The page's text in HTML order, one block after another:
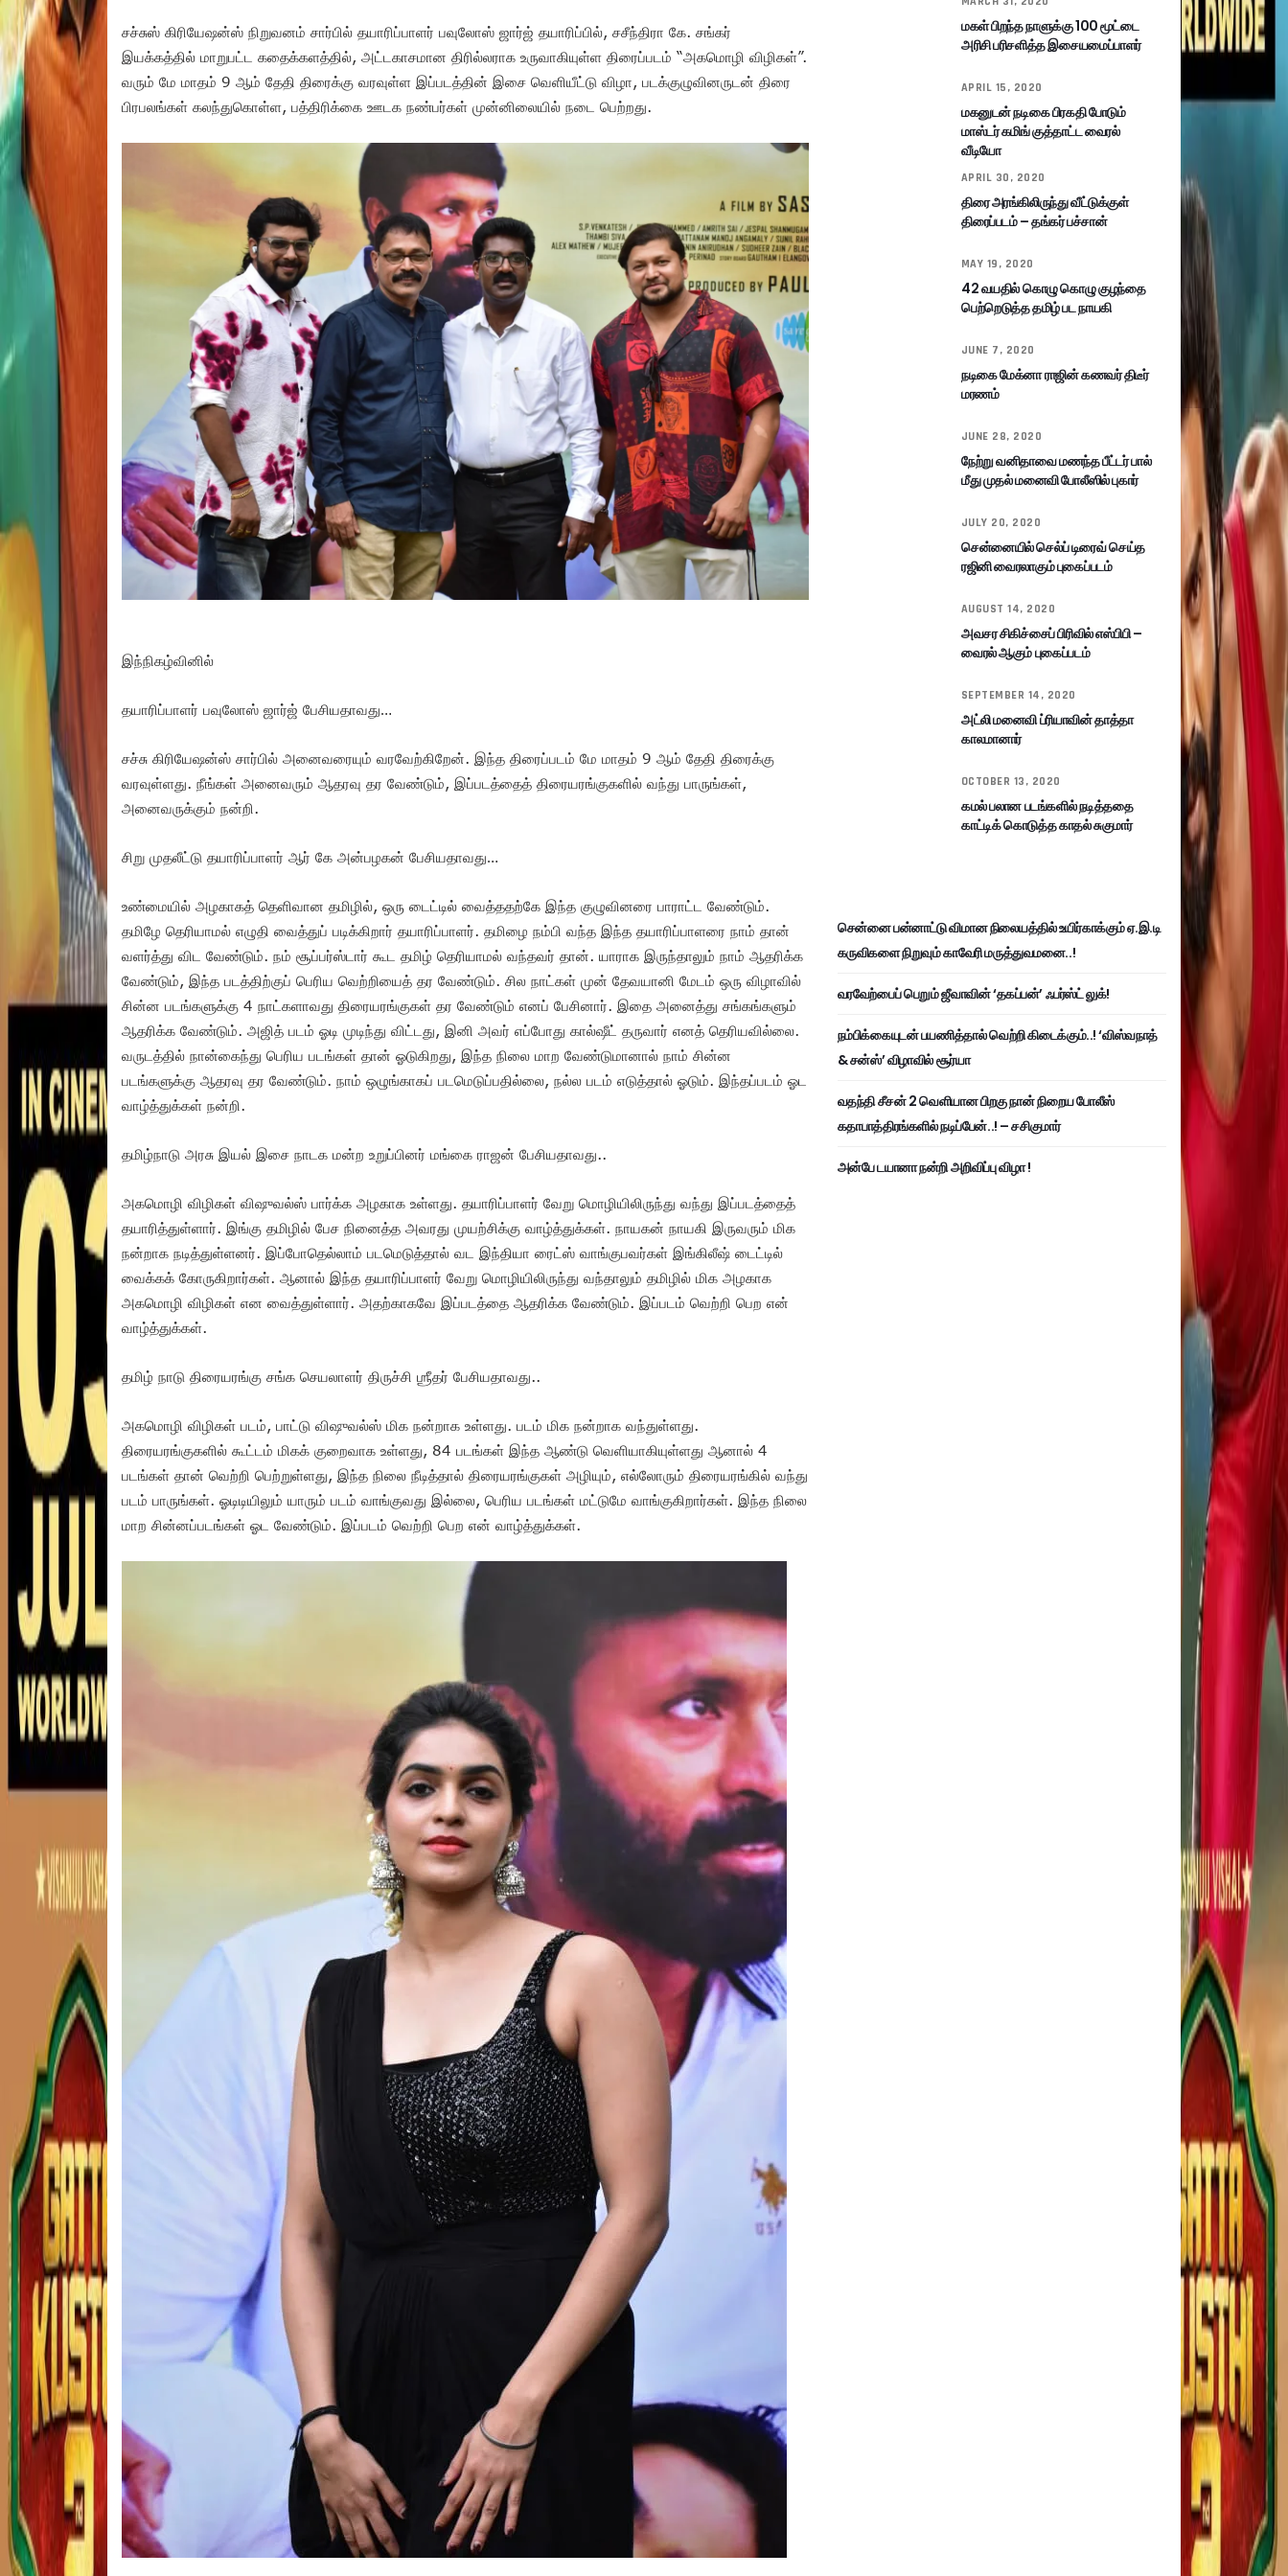
சச்சுஸ் கிரியேஷன்ஸ் நிறுவனம் சார்பில் தயாரிப்பாளர் பவுலோஸ் ஜார்ஜ் தயாரிப்பில், சசீந்திரா கே. சங்கர்
இயக்கத்தில் மாறுபட்ட கதைக்களத்தில், அட்டகாசமான திரில்லராக உருவாகியுள்ள திரைப்படம் “அகமொழி விழிகள்”.
வரும் மே மாதம் 9 ஆம் தேதி திரைக்கு வரவுள்ள இப்படத்தின் இசை வெளியீட்டு விழா, படக்குழுவினருடன் திரை
பிரபலங்கள் கலந்துகொள்ள, பத்திரிக்கை ஊடக நண்பர்கள் முன்னிலையில் நடை பெற்றது.
இந்நிகழ்வினில்
தயாரிப்பாளர் பவுலோஸ் ஜார்ஜ் பேசியதாவது…
சச்சு கிரியேஷன்ஸ் சார்பில் அனைவரையும் வரவேற்கிறேன். இந்த திரைப்படம் மே மாதம் 9 ஆம் தேதி திரைக்கு
வரவுள்ளது. நீங்கள் அனைவரும் ஆதரவு தர வேண்டும், இப்படத்தைத் திரையரங்குகளில் வந்து பாருங்கள்,
அனைவருக்கும் நன்றி.
சிறு முதலீட்டு தயாரிப்பாளர் ஆர் கே அன்பழகன் பேசியதாவது…
உண்மையில் அழகாகத் தெளிவான தமிழில், ஒரு டைட்டில் வைத்ததற்கே இந்த குழுவினரை பாராட்ட வேண்டும்.
தமிழே தெரியாமல் எழுதி வைத்துப் படிக்கிறார் தயாரிப்பாளர். தமிழை நம்பி வந்த இந்த தயாரிப்பாளரை நாம் தான்
வளர்த்து விட வேண்டும். நம் சூப்பர்ஸ்டார் கூட தமிழ் தெரியாமல் வந்தவர் தான். யாராக இருந்தாலும் நாம் ஆதரிக்க
வேண்டும், இந்த படத்திற்குப் பெரிய வெற்றியைத் தர வேண்டும். சில நாட்கள் முன் தேவயானி மேடம் ஒரு விழாவில்
சின்ன படங்களுக்கு 4 நாட்களாவது திரையரங்குகள் தர வேண்டும் எனப் பேசினார். இதை அனைத்து சங்கங்களும்
ஆதரிக்க வேண்டும். அஜித் படம் ஓடி முடிந்து விட்டது, இனி அவர் எப்போது கால்ஷீட் தருவார் எனத் தெரியவில்லை.
வருடத்தில் நான்கைந்து பெரிய படங்கள் தான் ஓடுகிறது, இந்த நிலை மாற வேண்டுமானால் நாம் சின்ன
படங்களுக்கு ஆதரவு தர வேண்டும். நாம் ஒழுங்காகப் படமெடுப்பதில்லை, நல்ல படம் எடுத்தால் ஓடும். இந்தப்படம் ஓட
வாழ்த்துக்கள் நன்றி.
தமிழ்நாடு அரசு இயல் இசை நாடக மன்ற உறுப்பினர் மங்கை ராஜன் பேசியதாவது..
அகமொழி விழிகள் விஷுவல்ஸ் பார்க்க அழகாக உள்ளது. தயாரிப்பாளர் வேறு மொழியிலிருந்து வந்து இப்படத்தைத்
தயாரித்துள்ளார். இங்கு தமிழில் பேச நினைத்த அவரது முயற்சிக்கு வாழ்த்துக்கள். நாயகன் நாயகி இருவரும் மிக
நன்றாக நடித்துள்ளனர். இப்போதெல்லாம் படமெடுத்தால் வட இந்தியா ரைட்ஸ் வாங்குபவர்கள் இங்கிலீஷ் டைட்டில்
வைக்கக் கோருகிறார்கள். ஆனால் இந்த தயாரிப்பாளர் வேறு மொழியிலிருந்து வந்தாலும் தமிழில் மிக அழகாக
அகமொழி விழிகள் என வைத்துள்ளார். அதற்காகவே இப்படத்தை ஆதரிக்க வேண்டும். இப்படம் வெற்றி பெற என்
வாழ்த்துக்கள்.
தமிழ் நாடு திரையரங்கு சங்க செயலாளர் திருச்சி ஶ்ரீதர் பேசியதாவது..
அகமொழி விழிகள் படம், பாட்டு விஷுவல்ஸ் மிக நன்றாக உள்ளது. படம் மிக நன்றாக வந்துள்ளது.
திரையரங்குகளில் கூட்டம் மிகக் குறைவாக உள்ளது, 84 படங்கள் இந்த ஆண்டு வெளியாகியுள்ளது ஆனால் 4
படங்கள் தான் வெற்றி பெற்றுள்ளது, இந்த நிலை நீடித்தால் திரையரங்குகள் அழியும், எல்லோரும் திரையரங்கில் வந்து
படம் பாருங்கள். ஓடிடியிலும் யாரும் படம் வாங்குவது இல்லை, பெரிய படங்கள் மட்டுமே வாங்குகிறார்கள். இந்த நிலை
மாற சின்னப்படங்கள் ஓட வேண்டும். இப்படம் வெற்றி பெற என் வாழ்த்துக்கள்.
மகள் பிறந்த நாளுக்கு 100 மூட்டை
அரிசி பரிசளித்த இசையமைப்பாளர்
APRIL 15, 2020
மகனுடன் நடிகை பிரகதி போடும்
மாஸ்டர் கமிங் குத்தாட்ட வைரல்
வீடியோ
APRIL 30, 2020
திரை அரங்கிலிருந்து வீட்டுக்குள்
திரைப்படம் – தங்கர் பச்சான்
MAY 19, 2020
42 வயதில் கொழு கொழு குழந்தை
பெற்றெடுத்த தமிழ் பட நாயகி
JUNE 7, 2020
நடிகை மேக்னா ராஜின் கணவர் திடீர்
மரணம்
JUNE 28, 2020
நேற்று வனிதாவை மணந்த பீட்டர் பால்
மீது முதல் மனைவி போலீஸில் புகார்
JULY 20, 2020
சென்னையில் செல்ப் டிரைவ் செய்த
ரஜினி வைரலாகும் புகைப்படம்
AUGUST 14, 2020
அவசர சிகிச்சைப் பிரிவில் எஸ்பிபி –
வைரல் ஆகும் புகைப்படம்
SEPTEMBER 14, 2020
அட்லி மனைவி ப்ரியாவின் தாத்தா
காலமானார்
OCTOBER 13, 2020
கமல் பலான படங்களில் நடித்ததை
காட்டிக் கொடுத்த காதல் சுகுமார்
சென்னை பன்னாட்டு விமான நிலையத்தில் உயிர்காக்கும் ஏ.இ.டி
கருவிகளை நிறுவும் காவேரி மருத்துவமனை..!
வரவேற்பைப் பெறும் ஜீவாவின் ‘தகப்பன்’ ஃபர்ஸ்ட் லுக்!
நம்பிக்கையுடன் பயணித்தால் வெற்றி கிடைக்கும்..! ‘விஸ்வநாத்
& சன்ஸ்’ விழாவில் சூர்யா
வதந்தி சீசன் 2 வெளியான பிறகு நான் நிறைய போலீஸ்
கதாபாத்திரங்களில் நடிப்பேன்..! – சசிகுமார்
அன்பே டயானா நன்றி அறிவிப்பு விழா !